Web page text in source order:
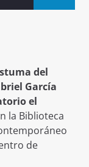
del
García
el
la Biblioteca
de